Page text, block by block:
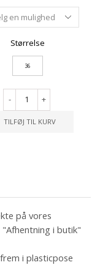
Størrelse
36
- +
TILFØJ TIL KURV
på vores
i butik"
i plasticpose